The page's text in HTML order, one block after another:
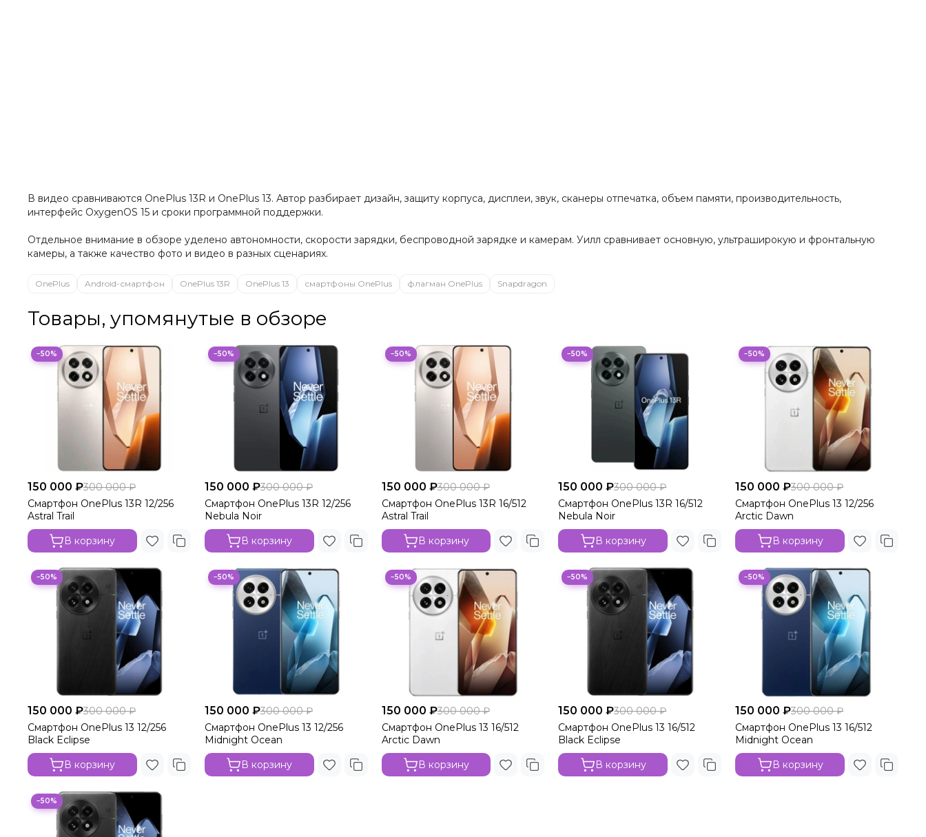
В видео сравниваются OnePlus 13R и OnePlus 13. Автор разбирает дизайн, защиту корпуса, дисплеи, звук, сканеры отпечатка, объем памяти, производительность,
интерфейс OxygenOS 15 и сроки программной поддержки.
Отдельное внимание в обзоре уделено автономности, скорости зарядки, беспроводной зарядке и камерам. Уилл сравнивает основную, ультраширокую и фронтальную
камеры, а также качество фото и видео в разных сценариях.
OnePlus Android-смартфон OnePlus 13R OnePlus 13 смартфоны OnePlus флагман OnePlus Snapdragon
Товары, упомянутые в обзоре
−50%
150 000 ₽300 000 ₽
Смартфон OnePlus 13R 12/256
Astral Trail
В корзину
−50%
150 000 ₽300 000 ₽
Смартфон OnePlus 13R 12/256
Nebula Noir
В корзину
−50%
150 000 ₽300 000 ₽
Смартфон OnePlus 13R 16/512
Astral Trail
В корзину
−50%
150 000 ₽300 000 ₽
Смартфон OnePlus 13R 16/512
Nebula Noir
В корзину
−50%
150 000 ₽300 000 ₽
Смартфон OnePlus 13 12/256
Arctic Dawn
В корзину
−50%
150 000 ₽300 000 ₽
Смартфон OnePlus 13 12/256
Black Eclipse
В корзину
−50%
150 000 ₽300 000 ₽
Смартфон OnePlus 13 12/256
Midnight Ocean
В корзину
−50%
150 000 ₽300 000 ₽
Смартфон OnePlus 13 16/512
Arctic Dawn
В корзину
−50%
150 000 ₽300 000 ₽
Смартфон OnePlus 13 16/512
Black Eclipse
В корзину
−50%
150 000 ₽300 000 ₽
Смартфон OnePlus 13 16/512
Midnight Ocean
В корзину
−50%